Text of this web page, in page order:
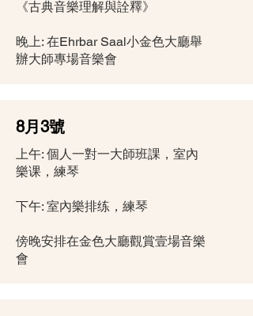
《古典音樂理解與詮釋》
晚上: 在Ehrbar Saal小金色大廳舉
辦大師專場音樂會
8月3號
上午: 個人一對一大師班課，室內
樂课，練琴
下午: 室內樂排练，練琴
傍晚安排在金色大廳觀賞壹場音樂
會